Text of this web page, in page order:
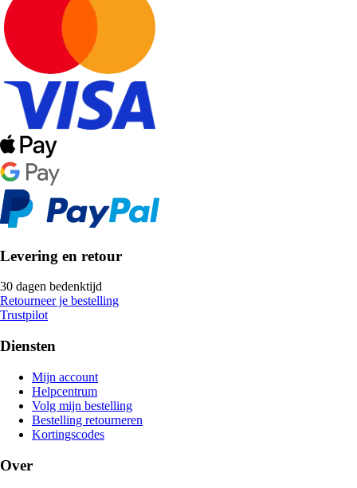
Levering en retour
30 dagen bedenktijd
Retourneer je bestelling
Trustpilot
Diensten
Mijn account
Helpcentrum
Volg mijn bestelling
Bestelling retourneren
Kortingscodes
Over